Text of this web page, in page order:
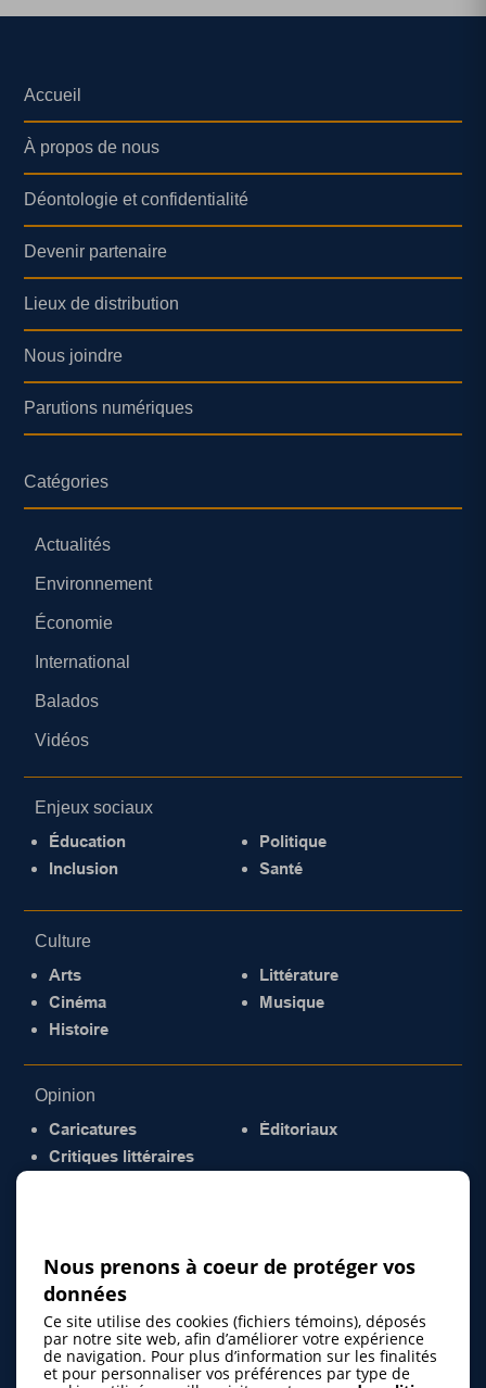
Accueil
À propos de nous
Déontologie et confidentialité
Devenir partenaire
Lieux de distribution
Nous joindre
Parutions numériques
Catégories
Actualités
Environnement
Économie
International
Balados
Vidéos
Enjeux sociaux
Éducation
Inclusion
Politique
Santé
Culture
Arts
Cinéma
Histoire
Littérature
Musique
Opinion
Caricatures
Critiques littéraires
Éditoriaux
Nous prenons à coeur de protéger vos
données
Ce site utilise des cookies (fichiers témoins), déposés
par notre site web, afin d’améliorer votre expérience
de navigation. Pour plus d’information sur les finalités
et pour personnaliser vos préférences par type de